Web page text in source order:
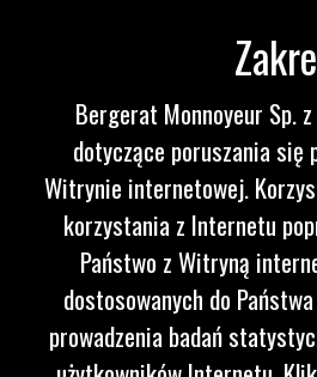
Zadzwoń do nas
122 100 122
Bergerat Monnoyeur Sp.
dotyczące poruszania
Witrynie internetowej.
korzystania z Internetu
Państwo z Witryną
dostosowanych do
prowadzenia badań